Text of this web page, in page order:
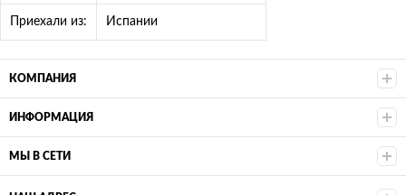
Приехали из: Испании
КОМПАНИЯ
ИНФОРМАЦИЯ
МЫ В СЕТИ